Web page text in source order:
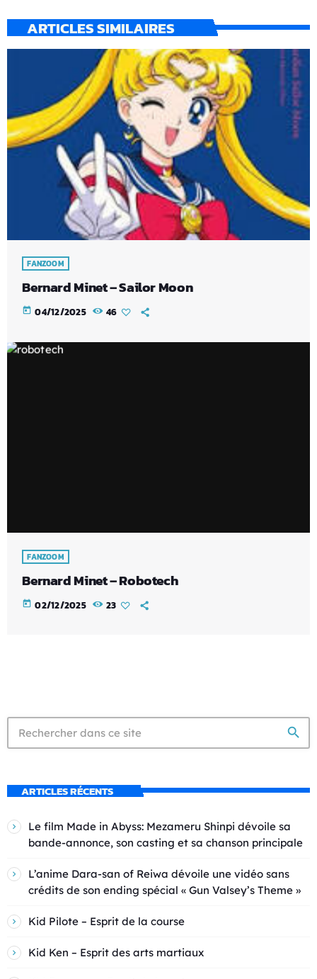
ARTICLES SIMILAIRES
FANZOOM
Bernard Minet – Sailor Moon
today 04/12/2025 46
FANZOOM
Bernard Minet – Robotech
today 02/12/2025 23
search
ARTICLES RÉCENTS
Le film Made in Abyss: Mezameru Shinpi dévoile sa
bande-annonce, son casting et sa chanson principale
L’anime Dara-san of Reiwa dévoile une vidéo sans
crédits de son ending spécial « Gun Valsey’s Theme »
Kid Pilote – Esprit de la course
Kid Ken – Esprit des arts martiaux